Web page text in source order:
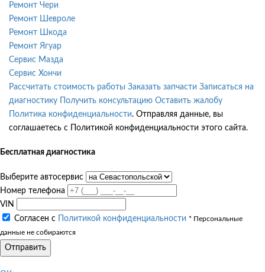
Ремонт Чери
Ремонт Шевроле
Ремонт Шкода
Ремонт Ягуар
Сервис Мазда
Сервис Хончи
Рассчитать стоимость работы Заказать запчасти Записаться на
диагностику
Получить консультацию Оставить жалобу
Политика конфиденциальности. Отправляя данные, вы
соглашаетесь с Политикой конфиденциальности этого сайта.
Бесплатная диагностика
Выберите автосервис
Номер телефона
VIN
Согласен с
Политикой конфиденциальности * Персональные
данные не собираются
Отправить